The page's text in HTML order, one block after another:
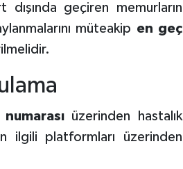
dışında geçiren memurların
müteakip en geç
üzerinden hastalık
ilgili platformları üzerinden